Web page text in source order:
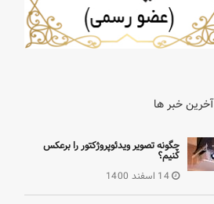
آخرین خبر ها
چگونه تصویر ویدئوپروژکتور را برعکس
کنیم؟
14 اسفند 1400